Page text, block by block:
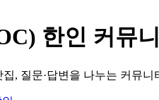
한인 커뮤
, 질문·답변을 나누는 커뮤니